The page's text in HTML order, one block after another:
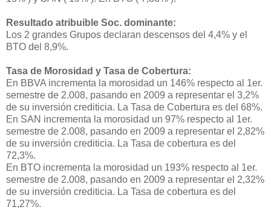
Resultado atribuible Soc. dominante:
Los 2 grandes Grupos declaran descensos del 4,4% y el
BTO del 8,9%.
Tasa de Morosidad y Tasa de Cobertura:
En BBVA incrementa la morosidad un 146% respecto al 1er.
semestre de 2.008, pasando en 2009 a representar el 3,2%
de su inversión crediticia. La Tasa de Cobertura es del 68%.
En SAN incrementa la morosidad un 97% respecto al 1er.
semestre de 2.008, pasando en 2009 a representar el 2,82%
de su inversión crediticia. La Tasa de cobertura es del
72,3%.
En BTO incrementa la morosidad un 193% respecto al 1er.
semestre de 2.008, pasando en 2009 a representar el 2,32%
de su inversión crediticia. La Tasa de cobertura es del
71,27%.